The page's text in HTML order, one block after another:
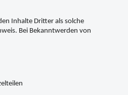
Inhalte Dritter als solche
Bei Bekanntwerden von